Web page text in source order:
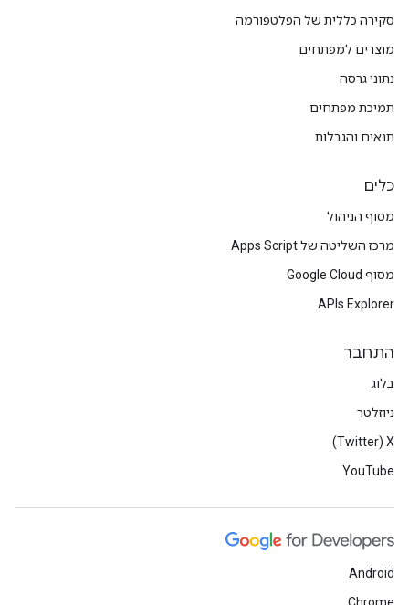
סקירה כללית של הפלטפורמה
מוצרים למפתחים
נתוני גרסה
תמיכת מפתחים
תנאים והגבלות
כלים
מסוף הניהול
מרכז השליטה של Apps Script
מסוף Google Cloud
APIs Explorer
התחבר
בלוג
ניוזלטר
X‏ (Twitter)
YouTube
Android